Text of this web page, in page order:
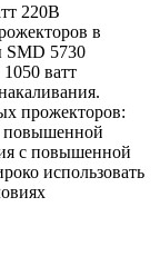
220В
в
SMD 5730
ватт
прожекторов:
повышенной
с повышенной
использовать